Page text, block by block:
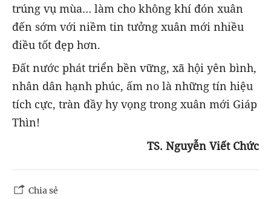
trúng vụ mùa… làm cho không khí đón xuân
đến sớm với niềm tin tưởng xuân mới nhiều
điều tốt đẹp hơn.
Đất nước phát triển bền vững, xã hội yên bình,
nhân dân hạnh phúc, ấm no là những tín hiệu
tích cực, tràn đầy hy vọng trong xuân mới Giáp
Thìn!
TS. Nguyễn Viết Chức
Chia sẻ